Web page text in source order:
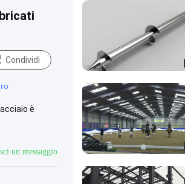
Condividi
è
un messaggio